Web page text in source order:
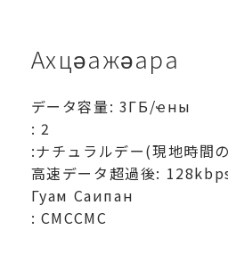
Ахцәажәара
データ容量: 3ГБ/ҽны
: 2
:ナチュラルデー(現地時間
高速データ超過後:
Гуам Саипан
: СМССМС